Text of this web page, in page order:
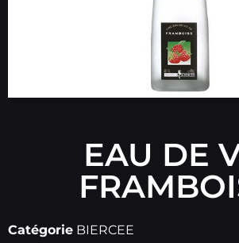
EAU DE
Catégorie BIERCEE